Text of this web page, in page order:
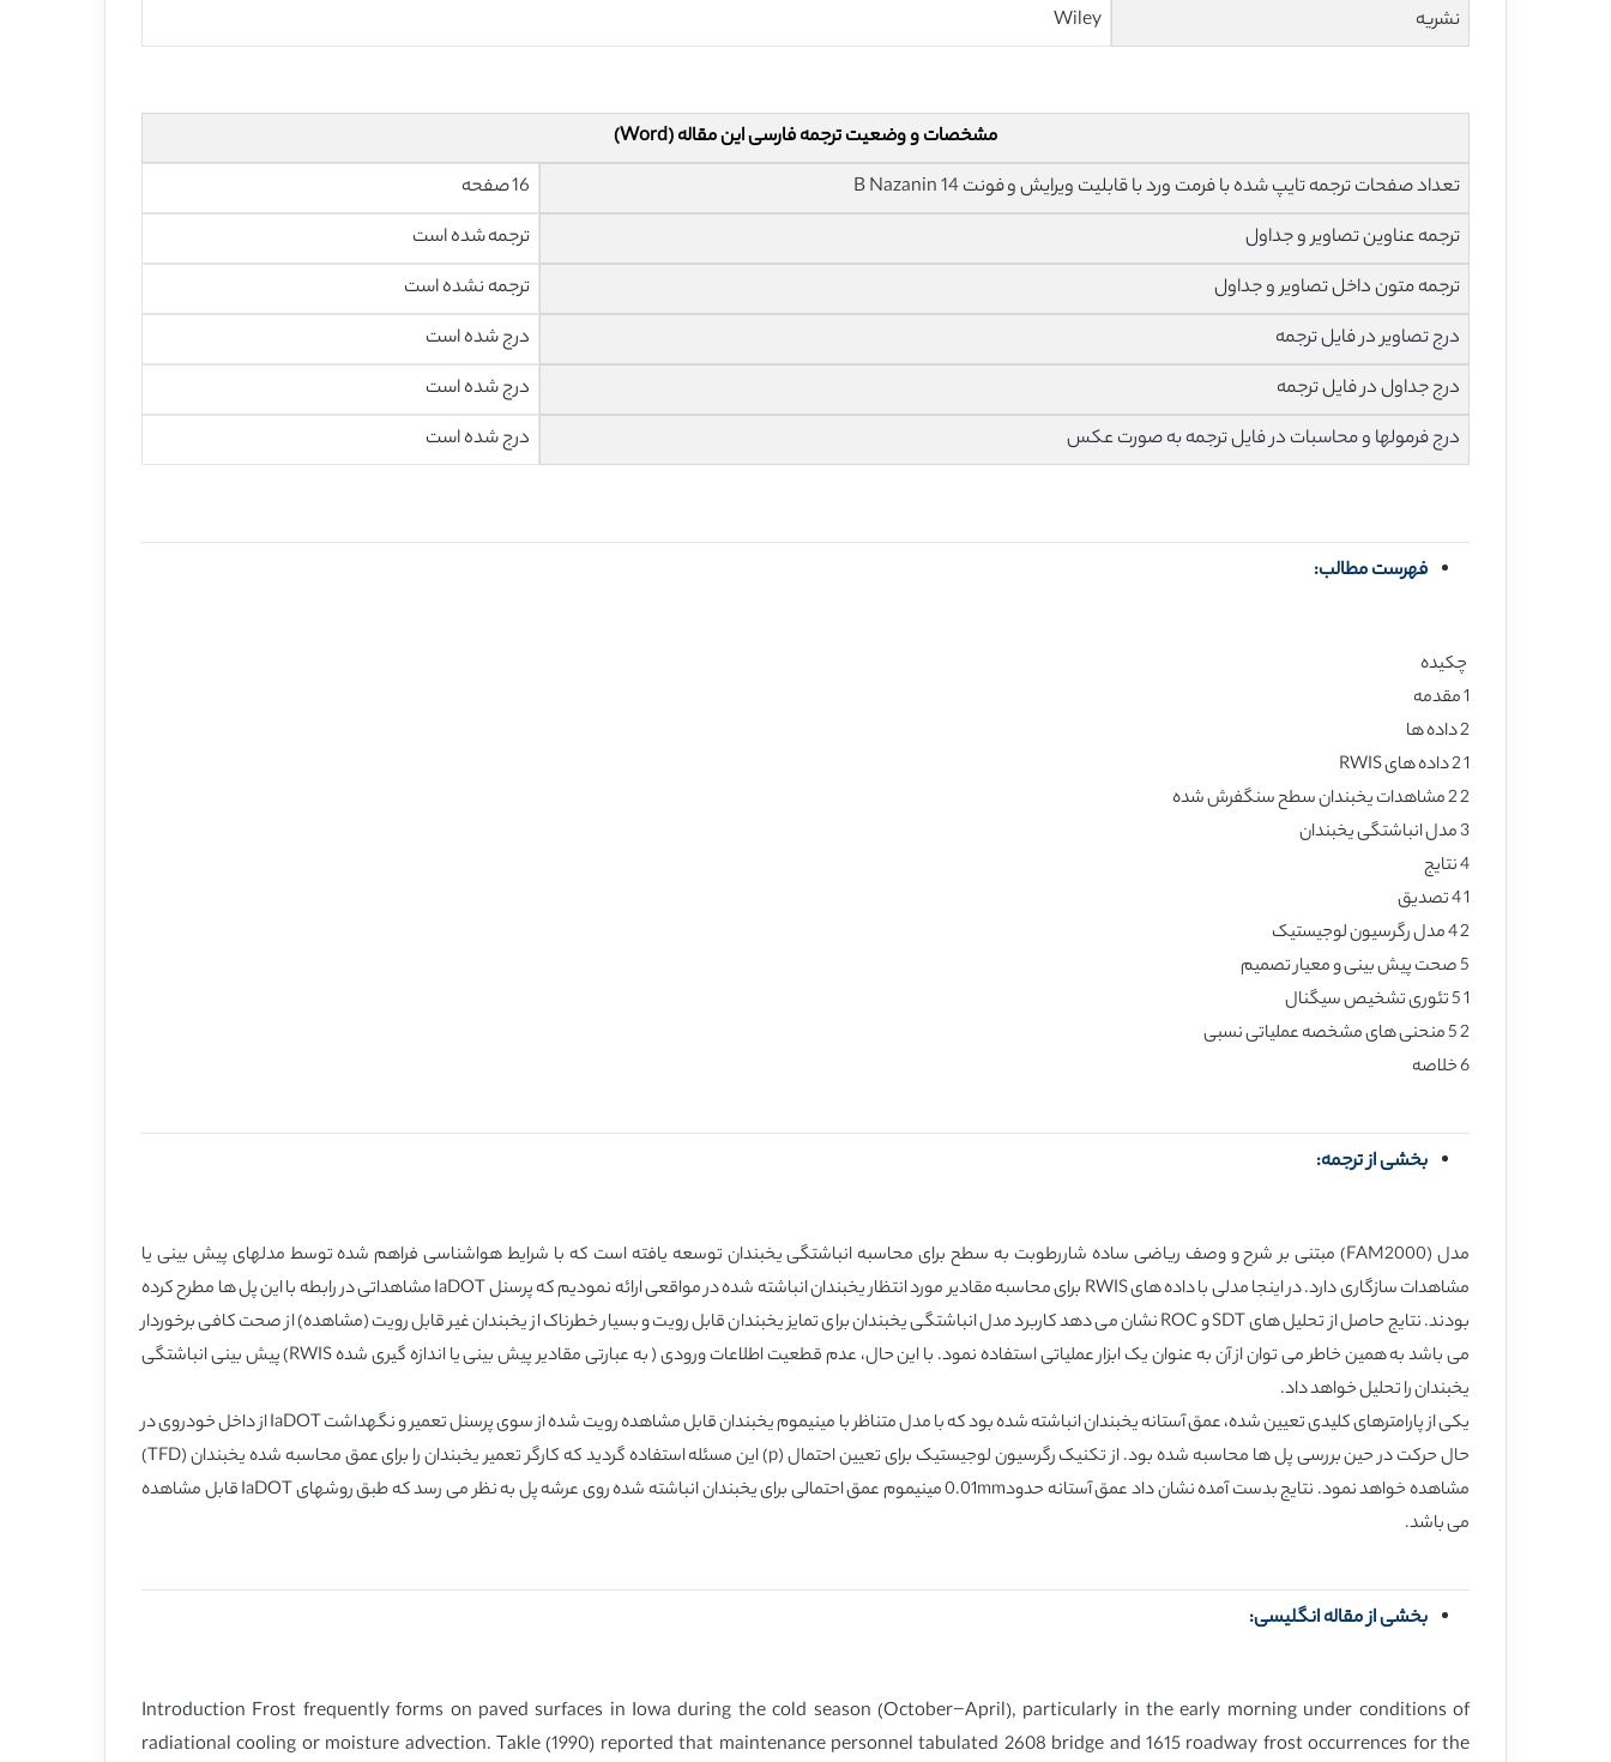
نشریه
Wiley
مشخصات و وضعیت ترجمه فارسی این مقاله (Word)
تعداد صفحات ترجمه تایپ شده با فرمت ورد با قابلیت ویرایش و فونت 14 B Nazanin
16 صفحه
ترجمه عناوین تصاویر و جداول
ترجمه شده است
ترجمه متون داخل تصاویر و جداول
ترجمه نشده است
درج تصاویر در فایل ترجمه
درج شده است
درج جداول در فایل ترجمه
درج شده است
درج فرمولها و محاسبات در فایل ترجمه به صورت عکس
درج شده است
فهرست مطالب:
چکیده
1 مقدمه
2 داده ها
1 2 داده های RWIS
2 2 مشاهدات یخبندان سطح سنگفرش شده
3 مدل انباشتگی یخبندان
4 نتایج
1 4 تصدیق
2 4 مدل رگرسیون لوجیستیک
5 صحت پیش بینی و معیار تصمیم
1 5 تئوری تشخیص سیگنال
2 5 منحنی های مشخصه عملیاتی نسبی
6 خلاصه
بخشی از ترجمه:
مدل (FAM2000) مبتنی بر شرح و وصف ریاضی ساده شاررطوبت به سطح برای محاسبه انباشتگی یخبندان توسعه یافته است که با شرایط هواشناسی فراهم شده توسط مدلهای پیش بینی یا
مشاهدات سازگاری دارد. در اینجا مدلی با داده های RWIS برای محاسبه مقادیر مورد انتظار یخبندان انباشته شده در مواقعی ارائه نمودیم که پرسنل IaDOT مشاهداتی در رابطه با این پل ها مطرح کرده
بودند. نتایج حاصل از تحلیل های SDT و ROC نشان می دهد کاربرد مدل انباشتگی یخبندان برای تمایز یخبندان قابل رویت و بسیار خطرناک از یخبندان غیر قابل رویت (مشاهده) از صحت کافی برخوردار
می باشد به همین خاطر می توان از آن به عنوان یک ابزار عملیاتی استفاده نمود. با این حال، عدم قطعیت اطلاعات ورودی ( به عبارتی مقادیر پیش بینی یا اندازه گیری شده RWIS) پیش بینی انباشتگی
یخبندان را تحلیل خواهد داد.
یکی از پارامترهای کلیدی تعیین شده، عمق آستانه یخبندان انباشته شده بود که با مدل متناظر با مینیموم یخبندان قابل مشاهده رویت شده از سوی پرسنل تعمیر و نگهداشت IaDOT از داخل خودروی در
حال حرکت در حین بررسی پل ها محاسبه شده بود. از تکنیک رگرسیون لوجیستیک برای تعیین احتمال (p) این مسئله استفاده گردید که کارگر تعمیر یخبندان را برای عمق محاسبه شده یخبندان (TFD)
مشاهده خواهد نمود. نتایج بدست آمده نشان داد عمق آستانه حدود0.01mm مینیموم عمق احتمالی برای یخبندان انباشته شده روی عرشه پل به نظر می رسد که طبق روشهای IaDOT قابل مشاهده
می باشد.
بخشی از مقاله انگلیسی:
Introduction Frost frequently forms on paved surfaces in Iowa during the cold season (October−April), particularly in the early morning under conditions of
radiational cooling or moisture advection. Takle (1990) reported that maintenance personnel tabulated 2608 bridge and 1615 roadway frost occurrences for the